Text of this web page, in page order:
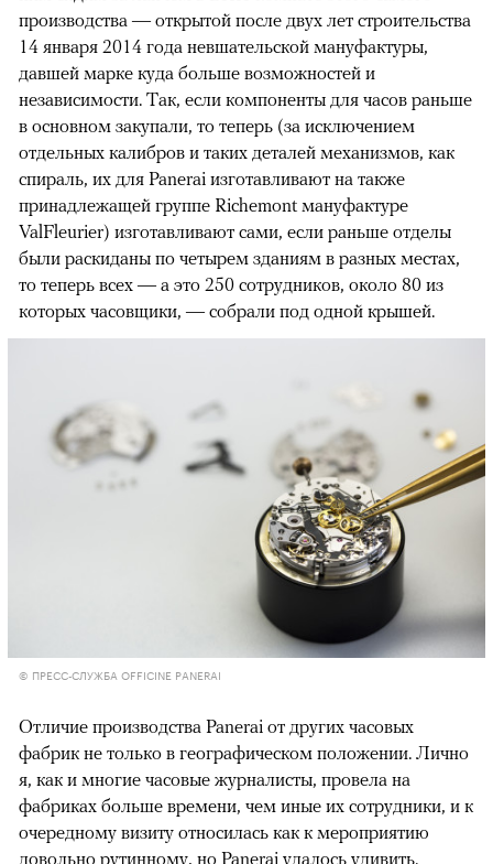
производства — открытой после двух лет строительства
14 января 2014 года невшательской мануфактуры,
давшей марке куда больше возможностей и
независимости. Так, если компоненты для часов раньше
в основном закупали, то теперь (за исключением
отдельных калибров и таких деталей механизмов, как
спираль, их для Panerai изготавливают на также
принадлежащей группе Richemont мануфактуре
ValFleurier) изготавливают сами, если раньше отделы
были раскиданы по четырем зданиям в разных местах,
то теперь всех — а это 250 сотрудников, около 80 из
которых часовщики, — собрали под одной крышей.
© ПРЕСС-СЛУЖБА OFFICINE PANERAI
Отличие производства Panerai от других часовых
фабрик не только в географическом положении. Лично
я, как и многие часовые журналисты, провела на
фабриках больше времени, чем иные их сотрудники, и к
очередному визиту относилась как к мероприятию
довольно рутинному, но Panerai удалось удивить.